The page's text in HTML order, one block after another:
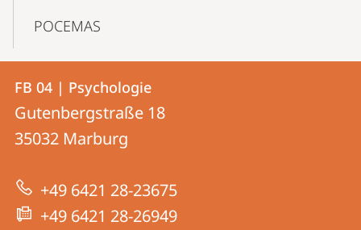
POCEMAS
Kontakt
und
Informationen
zur
Website
Kontaktinformationen
FB
04
Psychologie
FB 04 | Psychologie
Gutenbergstraße 18
35032 Marburg
+49 6421 28-23675
+49 6421 28-26949